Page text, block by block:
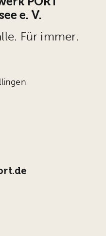
e. V.
Für immer.